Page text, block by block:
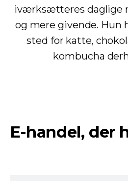
iværksætteres daglige
og mere givende. Hun
sted for katte,
kombucha
E-handel, der